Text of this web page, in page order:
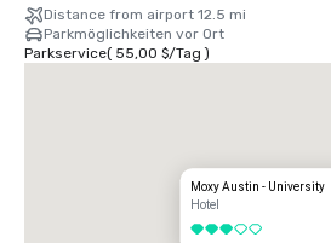
Distance from airport 12.5 mi
Parkmöglichkeiten vor Ort
Parkservice( 55,00 $/Tag )
Moxy Austin - University
Hotel
3 von 5